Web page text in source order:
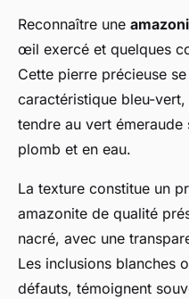
Reconnaître une
œil exercé et quelques
Cette pierre précieuse
caractéristique bleu-
tendre au vert
plomb et en eau.
La texture constitue un
amazonite de qualité
nacré, avec une
Les inclusions blanches
défauts, témoignent